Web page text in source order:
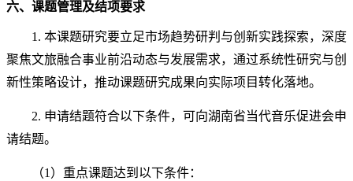
六、课题管理及结项要求
1. 本课题研究要立足市场趋势研判与创新实践探索，深度
聚焦文旅融合事业前沿动态与发展需求，通过系统性研究与创
新性策略设计，推动课题研究成果向实际项目转化落地。
2. 申请结题符合以下条件，可向湖南省当代音乐促进会申
请结题。
（1）重点课题达到以下条件：